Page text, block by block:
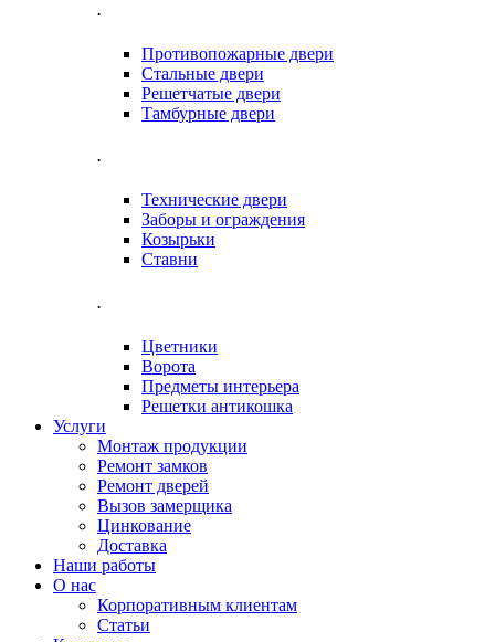
.
Противопожарные двери
Стальные двери
Решетчатые двери
Тамбурные двери
.
Технические двери
Заборы и ограждения
Козырьки
Ставни
.
Цветники
Ворота
Предметы интерьера
Решетки антикошка
Услуги
Монтаж продукции
Ремонт замков
Ремонт дверей
Вызов замерщика
Цинкование
Доставка
Наши работы
О нас
Корпоративным клиентам
Статьи